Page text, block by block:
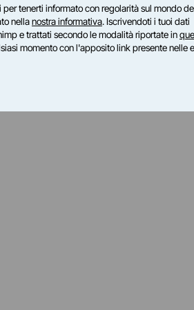
tenerti informato con regolarità sul mondo
nellanostra informativa. Iscrivendoti i tuoi dati
e trattati secondo le modalità riportate in
momento con l'apposito link presente nelle